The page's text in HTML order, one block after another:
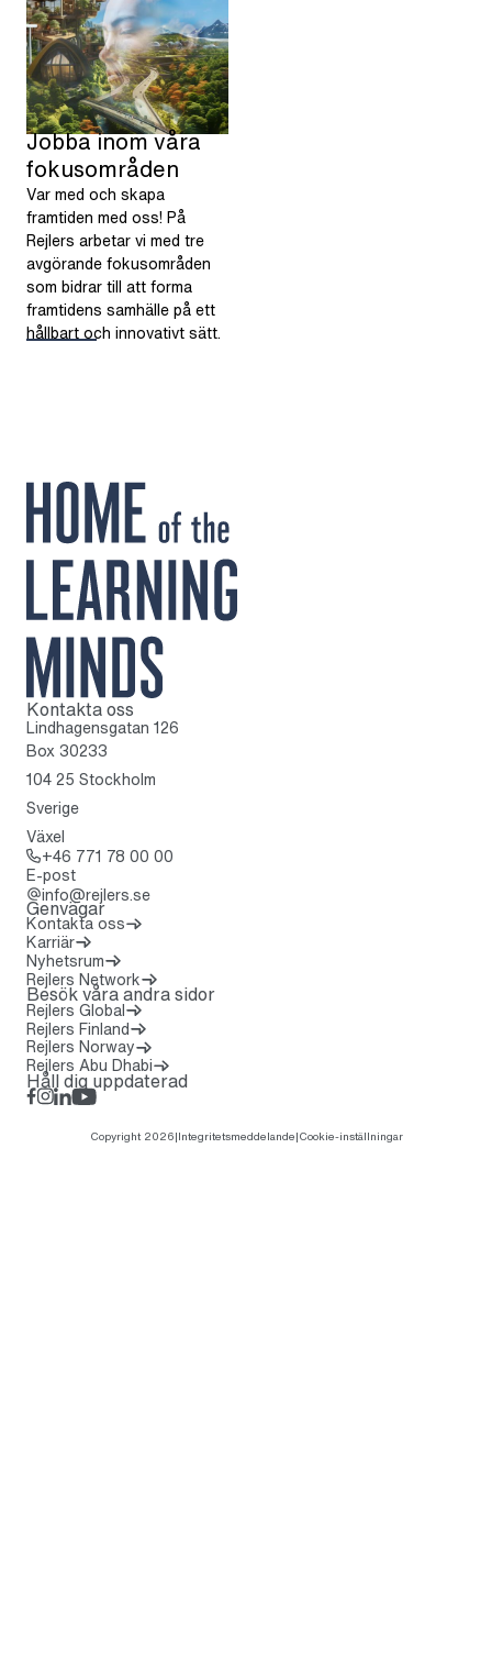
Jobba inom våra
fokusområden
Var med och skapa
framtiden med oss! På
Rejlers arbetar vi med tre
avgörande fokusområden
som bidrar till att forma
framtidens samhälle på ett
hållbart och innovativt sätt.
Till startsidan
Kontakta oss
Lindhagensgatan 126
Box 30233
104 25 Stockholm
Sverige
Växel
+46 771 78 00 00
E-post
info@rejlers.se
Genvägar
Kontakta oss
Karriär
Nyhetsrum
Rejlers Network(Öppnas i en ny flik)
Besök våra andra sidor
Rejlers Global
Rejlers Finland
Rejlers Norway
Rejlers Abu Dhabi
Håll dig uppdaterad
Facebook
Instagram
LinkedIn
Rejlers Play
Copyright 2026|Integritetsmeddelande|Cookie-inställningar